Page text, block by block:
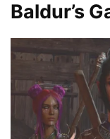
Baldur’s